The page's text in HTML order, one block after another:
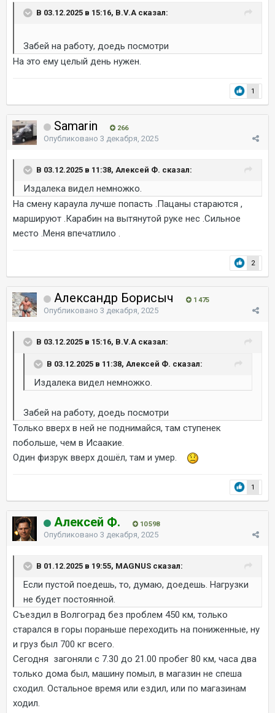
В 03.12.2025 в 15:16, B.V.A сказал:
Забей на работу, доедь посмотри
На это ему целый день нужен.
1
Samarin 266
Опубликовано 3 декабря, 2025
В 03.12.2025 в 11:38, Алексей Ф. сказал:
Издалека видел немножко.
На смену караула лучше попасть .Пацаны стараются ,
маршируют .Карабин на вытянутой руке нес .Сильное
место .Меня впечатлило .
2
Александр Борисыч 1 475
Опубликовано 3 декабря, 2025
В 03.12.2025 в 15:16, B.V.A сказал:
В 03.12.2025 в 11:38, Алексей Ф. сказал:
Издалека видел немножко.
Забей на работу, доедь посмотри
Только вверх в ней не поднимайся, там ступенек
побольше, чем в Исаакие.
Один физрук вверх дошёл, там и умер.
1
Алексей Ф. 10 598
Опубликовано 3 декабря, 2025
В 01.12.2025 в 19:55, MAGNUS сказал:
Если пустой поедешь, то, думаю, доедешь. Нагрузки
не будет постоянной.
Съездил в Волгоград без проблем 450 км, только
старался в горы пораньше переходить на пониженные, ну
и груз был 700 кг всего.
Сегодня загоняли с 7.30 до 21.00 пробег 80 км, часа два
только дома был, машину помыл, в магазин не спеша
сходил. Остальное время или ездил, или по магазинам
ходил.